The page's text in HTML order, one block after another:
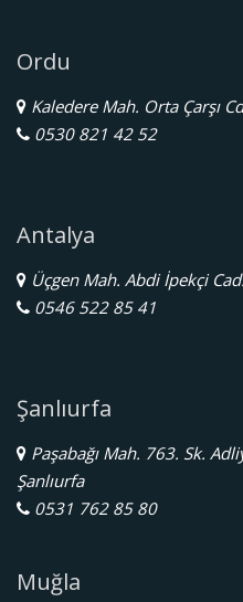
Ordu
Kaledere Mah. Orta Çarşı
0530 821 42 52
Antalya
Üçgen Mah. Abdi İpekçi
0546 522 85 41
Şanlıurfa
Paşabağı Mah. 763. Sk.
Şanlıurfa
0531 762 85 80
Muğla